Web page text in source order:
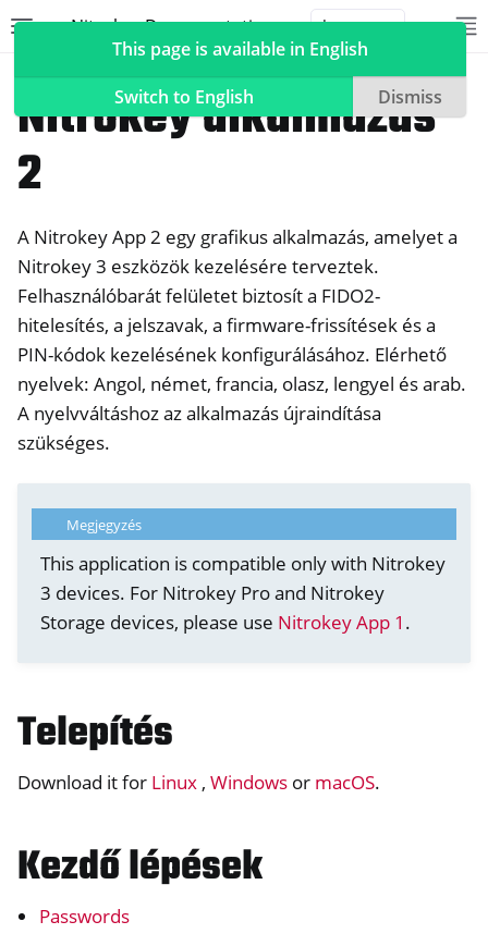
Nitrokey Documentation
navigation of NitroPad, NitroPC
navigation of NitroPhone, NitroTablet
navigation of NextBox
navigation of NetHSM
navigation of NitroWall
navigation of NitroWall NW750
navigation of Szoftver
navigation of Nitrokey alkalmazás 2
navigation of nitropia
Nitrokey alkalmazás
2
A Nitrokey App 2 egy grafikus alkalmazás, amelyet a
Nitrokey 3 eszközök kezelésére terveztek.
Felhasználóbarát felületet biztosít a FIDO2-
hitelesítés, a jelszavak, a firmware-frissítések és a
PIN-kódok kezelésének konfigurálásához. Elérhető
nyelvek: Angol, német, francia, olasz, lengyel és arab.
A nyelvváltáshoz az alkalmazás újraindítása
szükséges.
Megjegyzés
This application is compatible only with Nitrokey
3 devices. For Nitrokey Pro and Nitrokey
Storage devices, please use Nitrokey App 1 .
Telepítés
Download it for Linux , Windows or macOS.
Kezdő lépések
Passwords
This page is available in English
Switch to English
Dismiss